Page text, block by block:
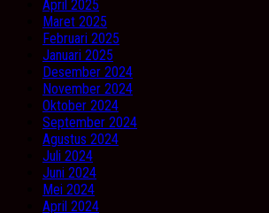
April 2025
Maret 2025
Februari 2025
Januari 2025
Desember 2024
November 2024
Oktober 2024
September 2024
Agustus 2024
Juli 2024
Juni 2024
Mei 2024
April 2024